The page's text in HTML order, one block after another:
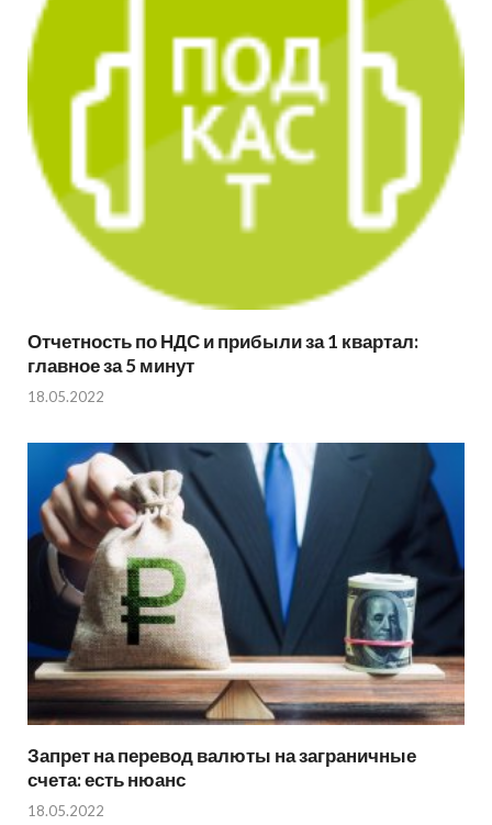
Отчетность по НДС и прибыли за 1 квартал:
главное за 5 минут
18.05.2022
Запрет на перевод валюты на заграничные
счета: есть нюанс
18.05.2022